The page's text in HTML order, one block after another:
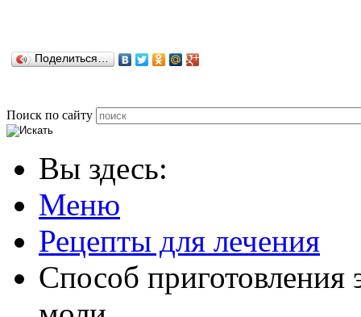
Поделиться…
Поиск по сайту
Вы здесь:
Меню
Рецепты для лечения
Способ приготовления